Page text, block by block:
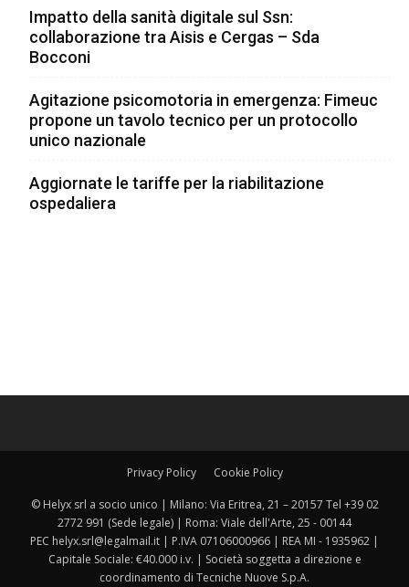
Impatto della sanità digitale sul Ssn:
collaborazione tra Aisis e Cergas – Sda
Bocconi
Agitazione psicomotoria in emergenza: Fimeuc
propone un tavolo tecnico per un protocollo
unico nazionale
Aggiornate le tariffe per la riabilitazione
ospedaliera
Privacy Policy Cookie Policy
© Helyx srl a socio unico | Milano: Via Eritrea, 21 – 20157 Tel +39 02
2772 991 (Sede legale) | Roma: Viale dell'Arte, 25 - 00144
PEC helyx.srl@legalmail.it | P.IVA 07106000966 | REA MI - 1935962 |
Capitale Sociale: €40.000 i.v. | Società soggetta a direzione e
coordinamento di Tecniche Nuove S.p.A.